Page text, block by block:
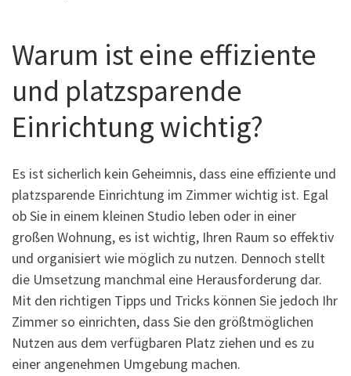
Warum ist eine effiziente
und platzsparende
Einrichtung wichtig?
Es ist sicherlich kein Geheimnis, dass eine effiziente und
platzsparende Einrichtung im Zimmer wichtig ist. Egal
ob Sie in einem kleinen Studio leben oder in einer
großen Wohnung, es ist wichtig, Ihren Raum so effektiv
und organisiert wie möglich zu nutzen. Dennoch stellt
die Umsetzung manchmal eine Herausforderung dar.
Mit den richtigen Tipps und Tricks können Sie jedoch Ihr
Zimmer so einrichten, dass Sie den größtmöglichen
Nutzen aus dem verfügbaren Platz ziehen und es zu
einer angenehmen Umgebung machen.